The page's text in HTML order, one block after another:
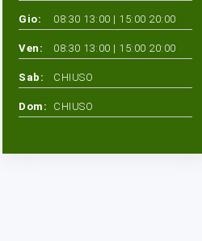
Gio: 08:30 13:00 | 15:00 20:00
Ven: 08:30 13:00 | 15:00 20:00
Sab: CHIUSO
Dom: CHIUSO